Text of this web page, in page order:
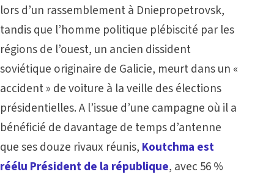
lors d’un rassemblement à Dniepropetrovsk,
tandis que l’homme politique plébiscité par les
régions de l’ouest, un ancien dissident
soviétique originaire de Galicie, meurt dans un «
accident » de voiture à la veille des élections
présidentielles. A l’issue d’une campagne où il a
bénéficié de davantage de temps d’antenne
que ses douze rivaux réunis, Koutchma est
réélu Président de la république, avec 56 %